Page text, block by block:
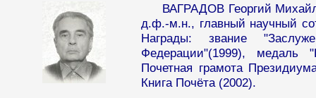
ВАГРАДОВ Георгий
д.ф.-м.н., главный научный
Награды: звание
Федерации"(1999), медаль
Почетная грамота
Книга Почёта (2002).